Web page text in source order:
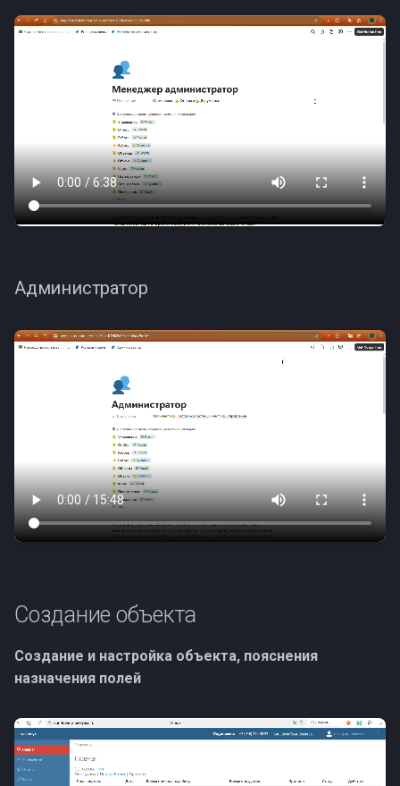
Администратор
Создание объекта
Создание и настройка объекта, пояснения
назначения полей